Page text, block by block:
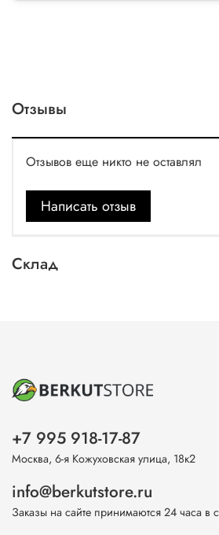
Отзывы
Отзывов еще никто не оставлял
Написать отзыв
Склад
+7 995 918-17-87
Москва, 6-я Кожуховская улица, 18к2
info@berkutstore.ru
Заказы на сайте принимаются 24 часа в